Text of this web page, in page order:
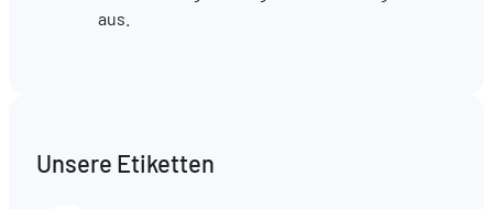
aus.
Unsere Etiketten